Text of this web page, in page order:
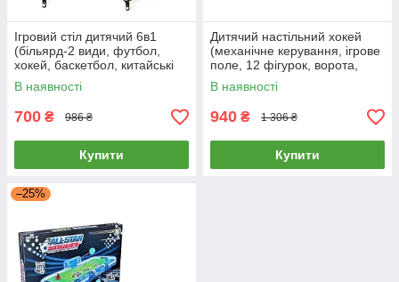
Ігровий стіл дитячий 6в1
(більярд-2 види, футбол,
хокей, баскетбол, китайські
шашки) 6877
В наявності
700 ₴ 986 ₴
Купити
Дитячий настільний хокей
(механічне керування, ігрове
поле, 12 фігурок, ворота,
медаль, 2 шайби) 2628
В наявності
940 ₴ 1 306 ₴
Купити
–25%